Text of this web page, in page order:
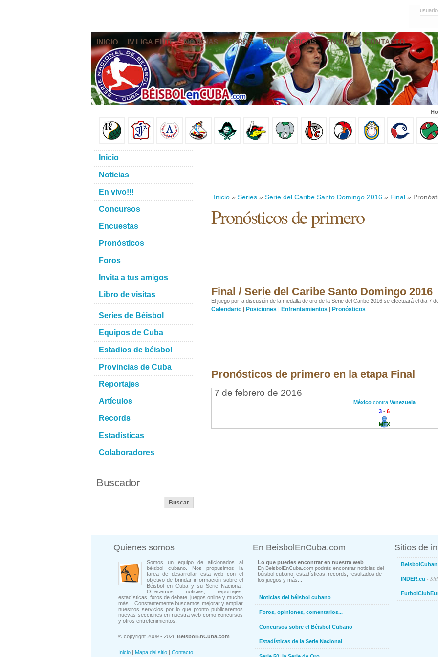
INICIO IV LIGA ELITE NOTICIAS FOROS PRONÓSTICOS EN VIVO CONTACTO
Inicio » Series » Serie del Caribe Santo Domingo 2016 » Final »
Pronósticos de primero
Final / Serie del Caribe Santo Domingo 2016
El juego por la discusión de la medalla de oro de la Serie del Caribe 2016 se efectuará el dia 7
Calendario | Posiciones | Enfrentamientos | Pronósticos
Pronósticos de primero en la etapa Final
7 de febrero de 2016
Méxicocontra Venezuela
3 - 6
MEX
Inicio
Noticias
En vivo!!!
Concursos
Encuestas
Pronósticos
Foros
Invita a tus amigos
Libro de visitas
Series de Béisbol
Equipos de Cuba
Estadios de béisbol
Provincias de Cuba
Reportajes
Artículos
Records
Estadísticas
Colaboradores
Buscador
Quienes somos
Somos un equipo de aficionados al
béisbol cubano. Nos propusimos la
tarea de desarrollar esta web con el
objetivo de brindar información sobre el
Béisbol en Cuba y su Serie Nacional.
Ofrecemos noticias, reportajes,
estadísticas, foros de debate, juegos online y mucho
más... Constantemente buscamos mejorar y ampliar
nuestros servicios por lo que pronto publicaremos
nuevas secciones en nuestra web como concursos
y otros entretenimientos.
© copyright 2009 - 2026 BeisbolEnCuba.com
Inicio | Mapa del sitio | Contacto
En BeisbolEnCuba.com
Lo que puedes encontrar en nuestra web
En BeisbolEnCuba.com podrás encontrar noticias del
béisbol cubano, estadísticas, records, resultados de
los juegos y más...
Noticias del béisbol cubano
Foros, opiniones, comentarios...
Concursos sobre el Béisbol Cubano
Estadísticas de la Serie Nacional
Sitios de
INDER.cu -